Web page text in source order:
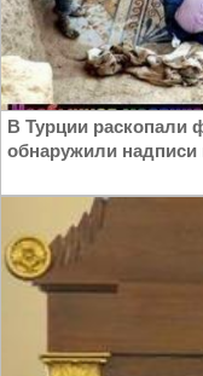
В Турции раскопали
обнаружили надписи